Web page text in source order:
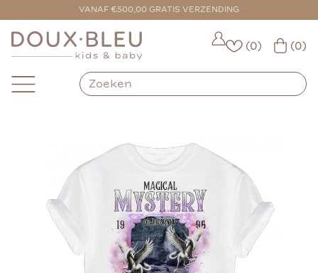
VANAF €500,00 GRATIS VERZENDING
(0) (0)